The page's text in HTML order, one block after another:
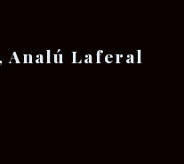
Analú Laferal